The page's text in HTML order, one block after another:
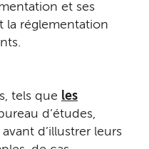
et ses
la réglementation
tels que les
d’études,
d’illustrer leurs